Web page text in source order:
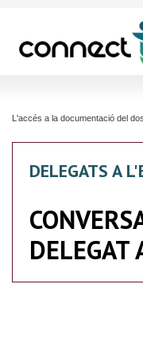
L'accés a la documentació del
DELEGATS A
DELEGAT